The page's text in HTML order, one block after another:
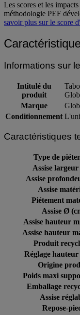
Les scores et les
méthodologie PEF
savoir plus sur le score
Informations sur
Intitulé du
produit
Marque
Conditionnement
Caractéristiques
Type de
Assise
Assise
Assise
Piétement
Assise Ø
Assise hauteur
Assise hauteur
Produit
Réglage hauteur
Origine
Poids maxi
Emballage
Assise
Repose-